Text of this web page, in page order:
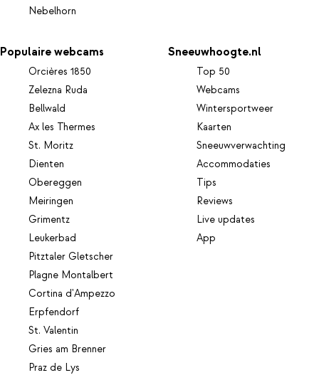
Nebelhorn
Populaire webcams
Orcières 1850
Zelezna Ruda
Bellwald
Ax les Thermes
St. Moritz
Dienten
Obereggen
Meiringen
Grimentz
Leukerbad
Pitztaler Gletscher
Plagne Montalbert
Cortina d'Ampezzo
Erpfendorf
St. Valentin
Gries am Brenner
Praz de Lys
Sneeuwhoogte.nl
Top 50
Webcams
Wintersportweer
Kaarten
Sneeuwverwachting
Accommodaties
Tips
Reviews
Live updates
App